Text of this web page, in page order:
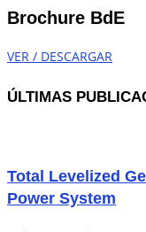
Brochure BdE
VER / DESCARGAR
ÚLTIMAS
Total Levelized
Power System